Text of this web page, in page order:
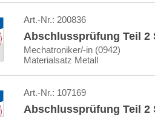
Art.-Nr.: 200836
Abschlussprüfung Teil 2
Mechatroniker/-in (0942)
Materialsatz Metall
Art.-Nr.: 107169
Abschlussprüfung Teil 2